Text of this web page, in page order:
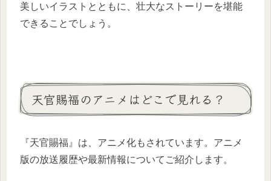
美しいイラストとともに、壮大なストーリーを堪能
できることでしょう。
天官賜福のアニメはどこで見れる？
『天官賜福』は、アニメ化もされています。アニメ
版の放送履歴や最新情報についてご紹介します。